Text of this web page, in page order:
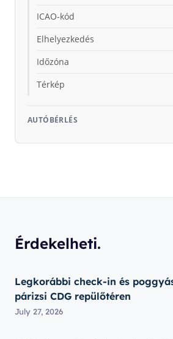
ICAO-kód
Elhelyezkedés
Időzóna
Térkép
AUTÓBÉRLÉS
Érdekelheti.
Legkorábbi check-in és
párizsi CDG repülőtéren
July 27, 2026